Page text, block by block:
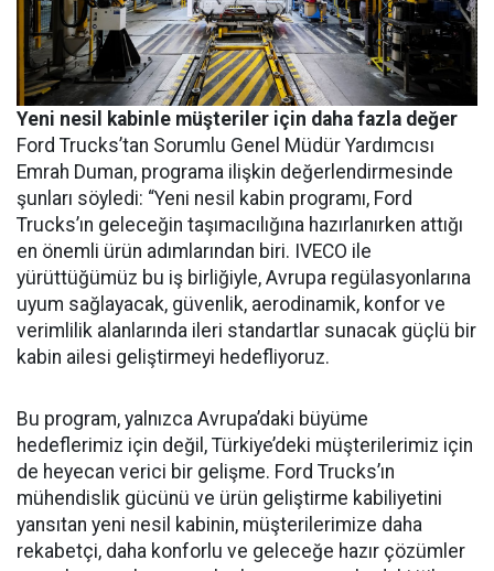
Yeni nesil kabinle müşteriler için daha fazla değer
Ford Trucks’tan Sorumlu Genel Müdür Yardımcısı
Emrah Duman, programa ilişkin değerlendirmesinde
şunları söyledi: “Yeni nesil kabin programı, Ford
Trucks’ın geleceğin taşımacılığına hazırlanırken attığı
en önemli ürün adımlarından biri. IVECO ile
yürüttüğümüz bu iş birliğiyle, Avrupa regülasyonlarına
uyum sağlayacak, güvenlik, aerodinamik, konfor ve
verimlilik alanlarında ileri standartlar sunacak güçlü bir
kabin ailesi geliştirmeyi hedefliyoruz.
Bu program, yalnızca Avrupa’daki büyüme
hedeflerimiz için değil, Türkiye’deki müşterilerimiz için
de heyecan verici bir gelişme. Ford Trucks’ın
mühendislik gücünü ve ürün geliştirme kabiliyetini
yansıtan yeni nesil kabinin, müşterilerimize daha
rekabetçi, daha konforlu ve geleceğe hazır çözümler